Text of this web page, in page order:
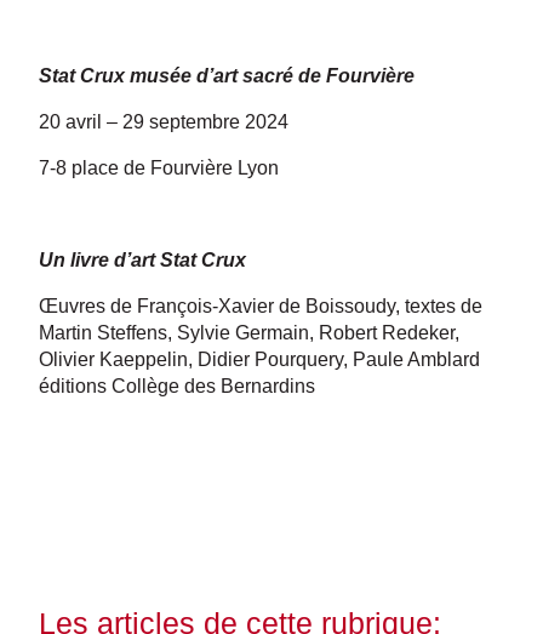
Stat Crux musée d’art sacré de Fourvière
20 avril – 29 septembre 2024
7-8 place de Fourvière Lyon
Un livre d’art Stat Crux
Œuvres de François-Xavier de Boissoudy, textes de
Martin Steffens, Sylvie Germain, Robert Redeker,
Olivier Kaeppelin, Didier Pourquery, Paule Amblard
éditions Collège des Bernardins
Les articles de cette rubrique: